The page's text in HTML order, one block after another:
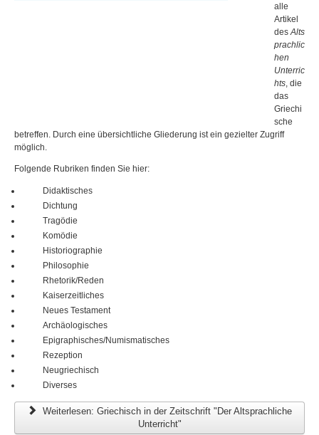
alle
Artikel
desAlts
prachlic
hen
Unterric
hts, die
das
Griechi
sche
betreffen. Durch eine übersichtliche Gliederung ist ein gezielter Zugriff
möglich.
Folgende Rubriken finden Sie hier:
Didaktisches
Dichtung
Tragödie
Komödie
Historiographie
Philosophie
Rhetorik/Reden
Kaiserzeitliches
Neues Testament
Archäologisches
Epigraphisches/Numismatisches
Rezeption
Neugriechisch
Diverses
Weiterlesen: Griechisch in der Zeitschrift "Der Altsprachliche
Unterricht"